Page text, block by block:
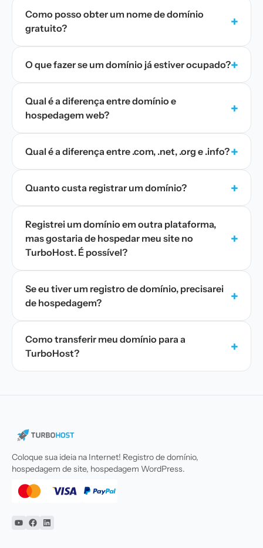
Como posso obter um nome de domínio
gratuito?
+
O que fazer se um domínio já estiver ocupado?+
Qual é a diferença entre domínio e
hospedagem web?
+
Qual é a diferença entre .com, .net, .org e .info?+
Quanto custa registrar um domínio? +
Registrei um domínio em outra plataforma,
mas gostaria de hospedar meu site no
TurboHost. É possível?
+
Se eu tiver um registro de domínio, precisarei
de hospedagem?
+
Como transferir meu domínio para a
TurboHost?
+
Coloque sua ideia na Internet! Registro de domínio,
hospedagem de site, hospedagem WordPress.
YouTube
Facebook
Linkedin